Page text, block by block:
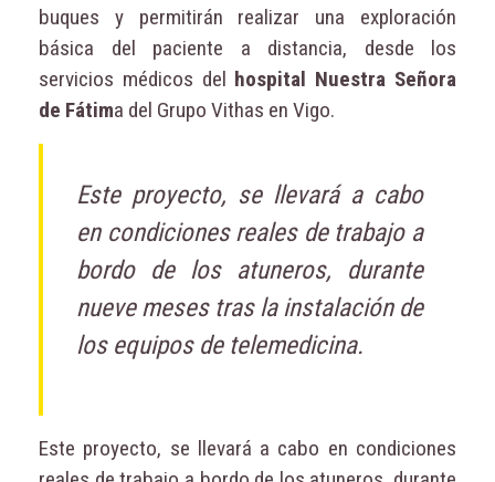
buques y permitirán realizar una exploración
básica del paciente a distancia, desde los
servicios médicos del hospital Nuestra Señora
de Fátima del Grupo Vithas en Vigo.
Este proyecto, se llevará a cabo
en condiciones reales de trabajo a
bordo de los atuneros, durante
nueve meses tras la instalación de
los equipos de telemedicina.
Este proyecto, se llevará a cabo en condiciones